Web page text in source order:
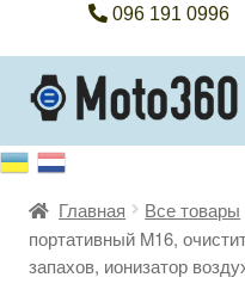
096 191 0996
Перейти
к
навигации
Перейти
к
содержимому
+38 096 191 0996
Категории
Гарантия
Главная Все товары
портативный M16,
запахов, ионизатор